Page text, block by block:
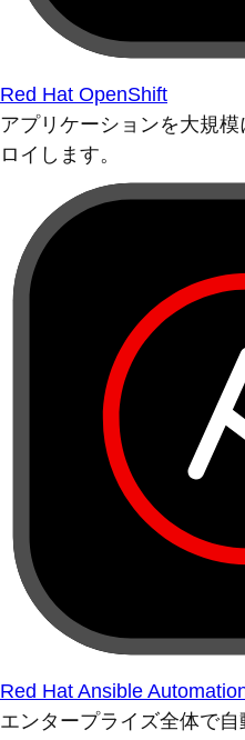
Red Hat OpenShift
アプリケーションを大規
ロイします。
Red Hat Ansible
エンタープライズ全体で自